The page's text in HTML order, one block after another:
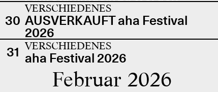
30
VERSCHIEDENES
AUSVERKAUFT aha Festival
2026
31 VERSCHIEDENES
aha Festival 2026
Februar 2026